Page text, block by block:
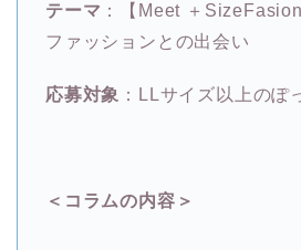
テーマ ：【Meet ＋
ファッションとの出会い
応募対象 ：LLサイズ以上のぽ
＜コラムの内容＞